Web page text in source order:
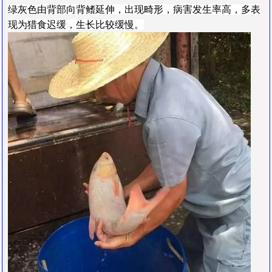
绿灰色由背部向背鳍延伸，出现畸形，病害发生率高，多表
现为猎食迟缓，生长比较缓慢。